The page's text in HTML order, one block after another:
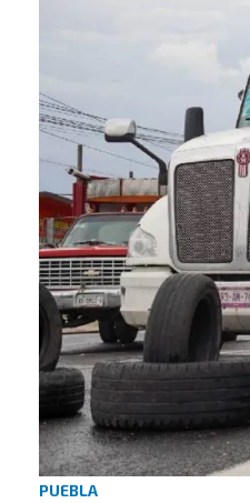
PUEBLA